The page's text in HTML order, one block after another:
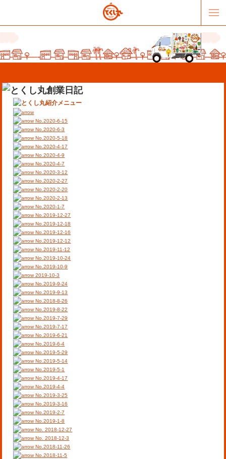
販売パートナー募集
オススメリンク
お問合せ
No.2020-6-15
No.2020-6-3
No.2020-5-18
No.2020-4-17
No.2020-4-9
No.2020-4-7
No.2020-3-12
No.2020-2-27
No.2020-2-20
No.2020-2-13
No.2020-1-7
No.2019-12-27
No.2019-12-18
No.2019-12-16
No.2019-12-12
No.2019-11-12
No.2019-10-24
No.2019-10-9
2019-10-3
No.2019-9-24
No.2019-9-13
No.2018-8-26
No.2019-8-22
No.2019-7-29
No.2019-7-17
No.2019-6-21
No.2019-6-4
No.2019-5-29
No.2019-5-14
No.2019-5-1
No.2019-4-17
No.2019-4-4
No.2019-3-25
No.2019-3-16
No.2019-2-7
No.2019-1-8
No. 2018-12-27
No. 2018-12-3
No.2018-11-26
No.2018-11-5